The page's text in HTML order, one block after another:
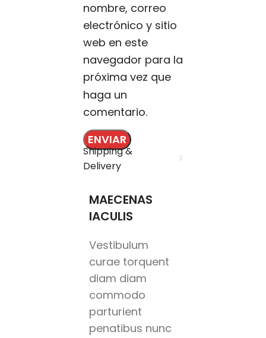
nombre, correo
electrónico y sitio
web en este
navegador para la
próxima vez que
haga un
comentario.
Shipping &
Delivery
MAECENAS
IACULIS
Vestibulum
curae torquent
diam diam
commodo
parturient
penatibus nunc